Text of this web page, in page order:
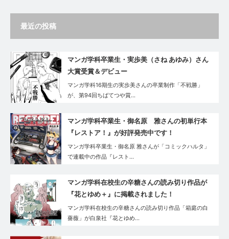
最近の投稿
マンガ学科卒業生・実歩美（さね あゆみ）さん
大賞受賞＆デビュー
マンガ学科16期生の実歩美さんの卒業制作「不戦勝」
が、第94回ちばてつや賞…
マンガ学科卒業生・御名原 雅さんの初単行本
『レストア！』が好評発売中です！
マンガ学科卒業生・御名原 雅さんが「コミックハルタ」
で連載中の作品『レスト…
マンガ学科在校生の辛糖さんの読み切り作品が
『花とゆめ＋』に掲載されました！
マンガ学科在校生の辛糖さんの読み切り作品「箱庭の白
薔薇」が白泉社『花とゆめ…